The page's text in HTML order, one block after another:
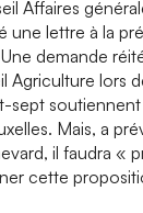
Affaires
une lettre à la
demande
Agriculture lors
sept
Mais, a
il faudra «
cette